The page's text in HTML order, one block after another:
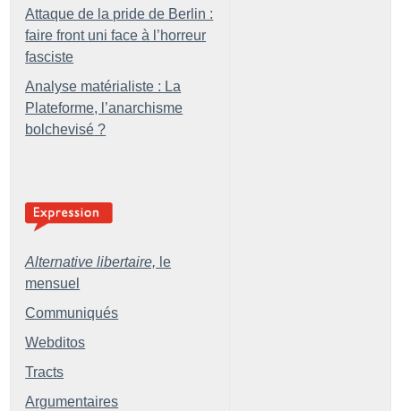
Attaque de la pride de Berlin :
faire front uni face à l’horreur
fasciste
Analyse matérialiste : La
Plateforme, l’anarchisme
bolchevisé ?
Alternative libertaire, le
mensuel
Communiqués
Webditos
Tracts
Argumentaires